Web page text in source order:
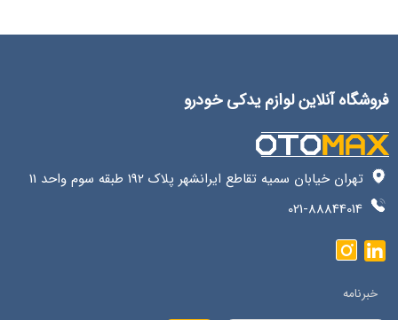
فروشگاه آنلاین لوازم یدکی خودرو
تهران خیابان سمیه تقاطع ایرانشهر پلاک 192 طبقه سوم واحد 11
021-88844014
خبرنامه